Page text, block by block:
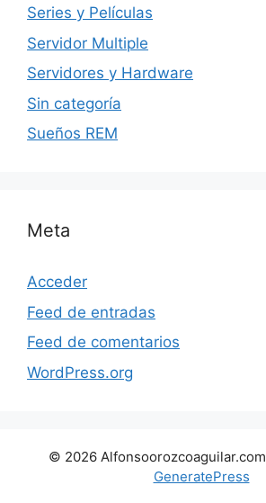
Series y Películas
Servidor Multiple
Servidores y Hardware
Sin categoría
Sueños REM
Meta
Acceder
Feed de entradas
Feed de comentarios
WordPress.org
© 2026 Alfonsoorozcoaguilar.com
GeneratePress